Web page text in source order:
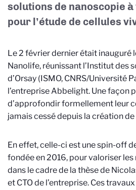
solutions de nanoscopie
pour l’étude de cellules
Le 2 février dernier était
Nanolife, réunissant l’Institut des
d’Orsay (ISMO, CNRS/Université
l’entreprise Abbelight. Une façon
d’approfondir formellement leur
jamais cessé depuis la création
En effet, celle-ci est une spin-off
fondée en 2016, pour valoriser
dans le cadre de la thèse de
et CTO de l’entreprise. Ces